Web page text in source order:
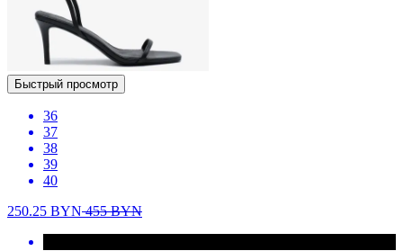
Быстрый просмотр
36
37
38
39
40
250.25 BYN455BYN